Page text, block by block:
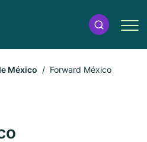
México Forward México